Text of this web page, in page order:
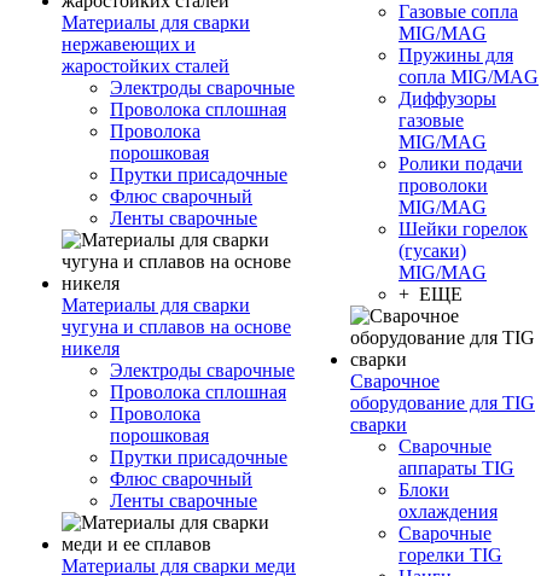
Материалы для сварки
нержавеющих и
жаростойких сталей
Электроды сварочные
Проволока сплошная
Проволока
порошковая
Прутки присадочные
Флюс сварочный
Ленты сварочные
Материалы для сварки
чугуна и сплавов на основе
никеля
Электроды сварочные
Проволока сплошная
Проволока
порошковая
Прутки присадочные
Флюс сварочный
Ленты сварочные
Материалы для сварки меди
Газовые сопла
MIG/MAG
Пружины для
сопла MIG/MAG
Диффузоры
газовые
MIG/MAG
Ролики подачи
проволоки
MIG/MAG
Шейки горелок
(гусаки)
MIG/MAG
+ ЕЩЕ
Сварочное
оборудование для TIG
сварки
Сварочные
аппараты TIG
Блоки
охлаждения
Сварочные
горелки TIG